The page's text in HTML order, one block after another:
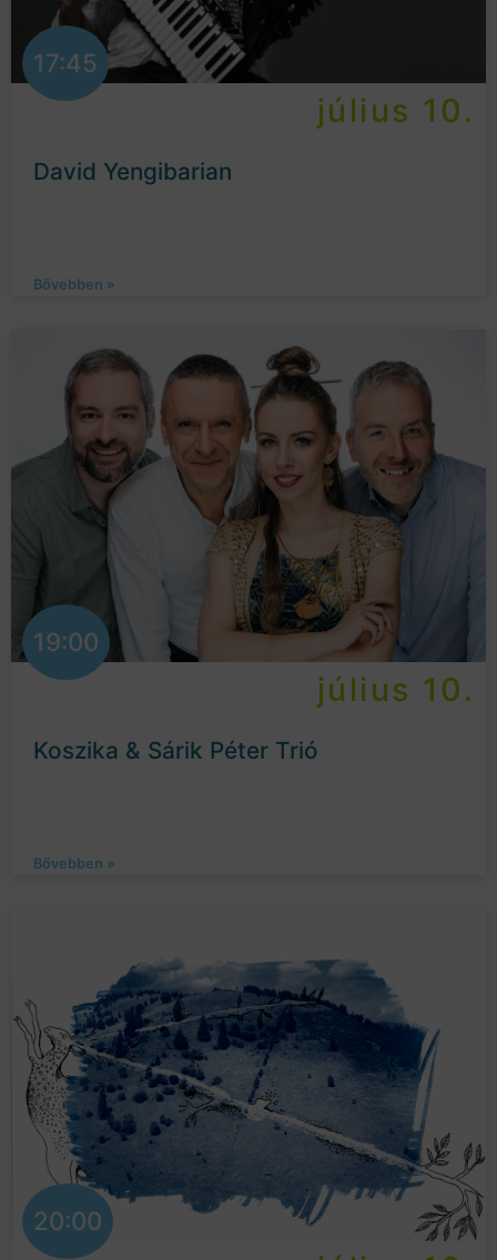
17:45
július 10.
David Yengibarian
Bővebben »
19:00
július 10.
Koszika & Sárik Péter Trió
Bővebben »
20:00